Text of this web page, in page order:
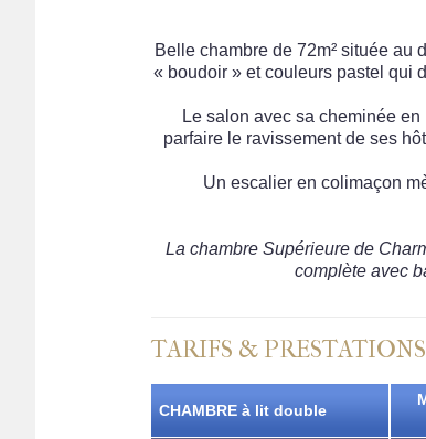
Belle chambre de 72m² située
« boudoir » et couleurs pastel qui
Le salon avec sa cheminée
parfaire le ravissement de ses
Un escalier en colimaçon
La chambre Supérieure de
complète avec
TARIFS & PRESTATIONS
CHAMBRE à lit double